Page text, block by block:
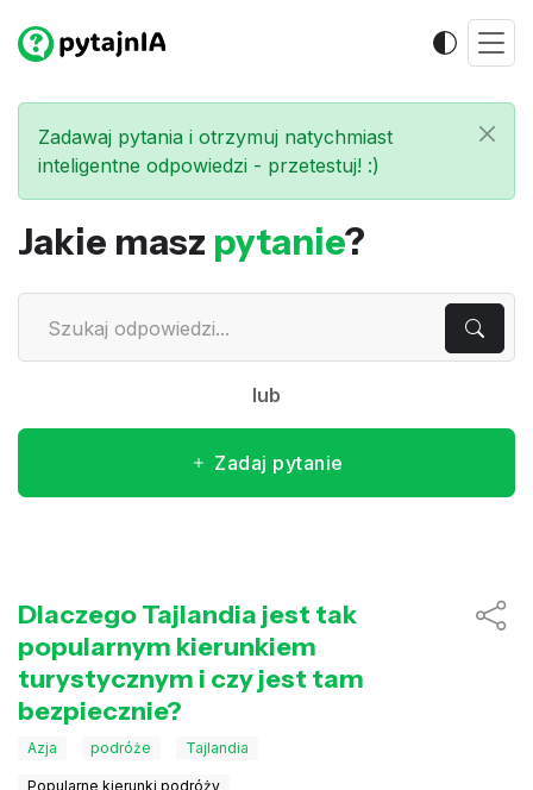
Zadawaj pytania i otrzymuj natychmiast
inteligentne odpowiedzi - przetestuj! :)
Jakie masz pytanie?
lub
Zadaj pytanie
Dlaczego Tajlandia jest tak
popularnym kierunkiem
turystycznym i czy jest tam
bezpiecznie?
Azja podróże Tajlandia
Popularne kierunki podróży